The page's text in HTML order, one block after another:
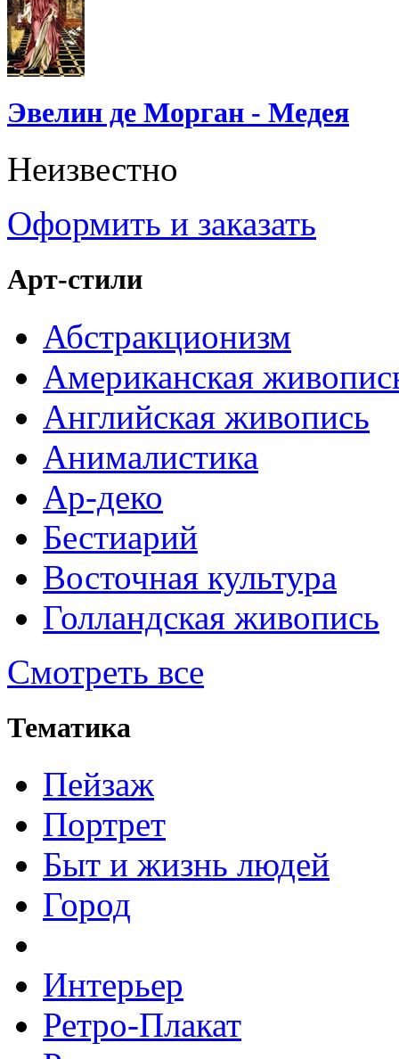
Эвелин де Морган - Медея
Неизвестно
Оформить и заказать
Арт-стили
Абстракционизм
Американская
Английская живопись
Анималистика
Ар-деко
Бестиарий
Восточная культура
Голландская живопись
Смотреть все
Тематика
Пейзаж
Портрет
Быт и жизнь людей
Город
Интерьер
Ретро-Плакат